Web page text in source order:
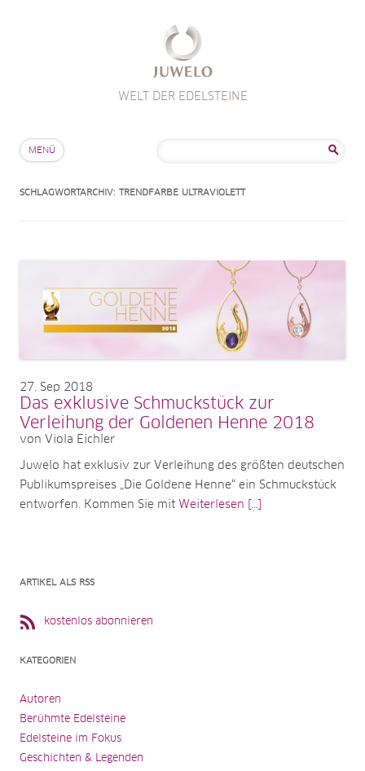
WELT DER EDELSTEINE
MENÜ
SCHLAGWORTARCHIV: TRENDFARBE ULTRAVIOLETT
27 Sep 2018
Das exklusive Schmuckstück zur
Verleihung der Goldenen Henne 2018
von Viola Eichler
Juwelo hat exklusiv zur Verleihung des größten deutschen
Publikumspreises „Die Goldene Henne“ ein Schmuckstück
entworfen. Kommen Sie mit Weiterlesen [...]
ARTIKEL ALS RSS
kostenlos abonnieren
KATEGORIEN
Autoren
Berühmte Edelsteine
Edelsteine im Fokus
Geschichten & Legenden